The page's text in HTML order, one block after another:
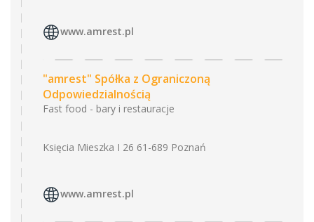
www.amrest.pl
"amrest" Spółka z Ograniczoną
Odpowiedzialnością
Fast food - bary i restauracje
Księcia Mieszka I 26 61-689 Poznań
www.amrest.pl